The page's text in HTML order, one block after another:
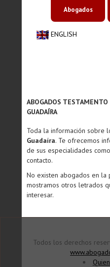
ENGLISH
Abogados
ABOGADOS TESTAMENTO
GUADAÍRA
Toda la información sobre
Guadaíra. Te ofrecemos
de sus especialidades
contacto.
No existen abogados en la
mostramos otros letrados
interesar.
Todos los derechos